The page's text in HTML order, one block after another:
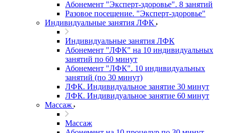
Абонемент "Эксперт-здоровье". 8 занятий
Разовое посещение. "Эксперт-здоровье"
Индивидуальные занятия ЛФК
Индивидуальные занятия ЛФК
Абонемент "ЛФК" на 10 индивидуальных
занятий по 60 минут
Абонемент "ЛФК". 10 индивидуальных
занятий (по 30 минут)
ЛФК. Индивидуальное занятие 30 минут
ЛФК. Индивидуальное занятие 60 минут
Массаж
Массаж